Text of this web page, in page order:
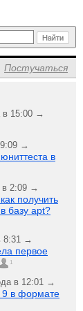
Постучаться
в 15:00 →
→
в
в 2:09 →
получить
базу apt?
8:31 →
первое
1
в 12:01 →
9 в формате